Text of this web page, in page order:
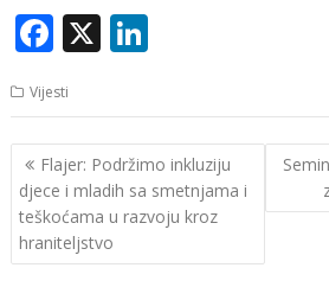
F
e
b
o
o
k
X
k
e
dI
n
Vijesti
Navigacija
članaka
Flajer: Podržimo inkluziju
djece i mladih sa smetnjama i
teškoćama u razvoju kroz
hraniteljstvo